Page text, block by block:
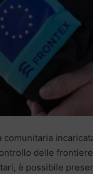
comunitaria
delle
è possibile